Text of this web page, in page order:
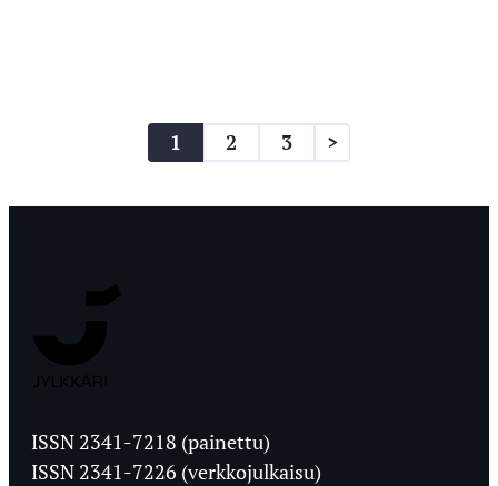
Artikkelien
sivutus
1 2 3 >
Ylioppilaslehti
ISSN 2341-7218 (painettu)
ISSN 2341-7226 (verkkojulkaisu)